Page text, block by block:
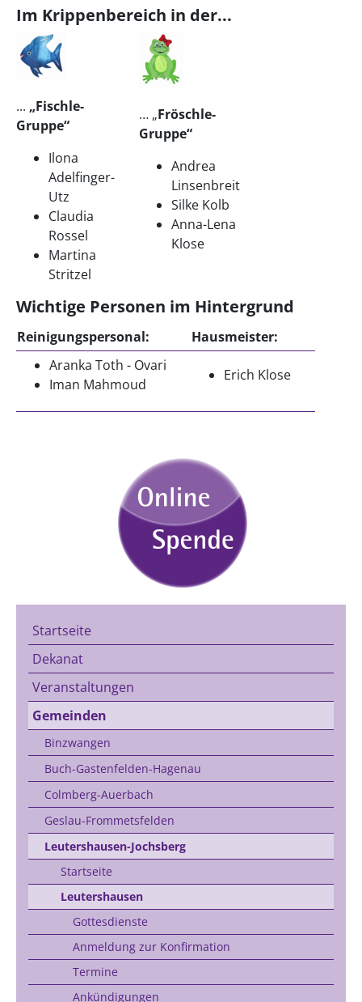
Im Krippenbereich in der...
... „Fischle-
Gruppe“
Ilona
Adelfinger-
Utz
Claudia
Rossel
Martina
Stritzel
… „Fröschle-
Gruppe“
Andrea
Linsenbreit
Silke Kolb
Anna-Lena
Klose
Wichtige Personen im Hintergrund
Reinigungspersonal:
Hausmeister:
Aranka Toth - Ovari
Iman Mahmoud
Erich Klose
Startseite
Dekanat
Veranstaltungen
Gemeinden
Binzwangen
Buch-Gastenfelden-Hagenau
Colmberg-Auerbach
Geslau-Frommetsfelden
Leutershausen-Jochsberg
Startseite
Leutershausen
Gottesdienste
Anmeldung zur Konfirmation
Termine
Ankündigungen